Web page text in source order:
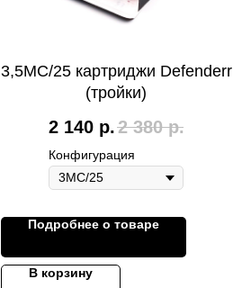
3,5MC/25 картриджи Defenderr
(тройки)
2 140 р.2 380 р.
Конфигурация
Подробнее о товаре
В корзину